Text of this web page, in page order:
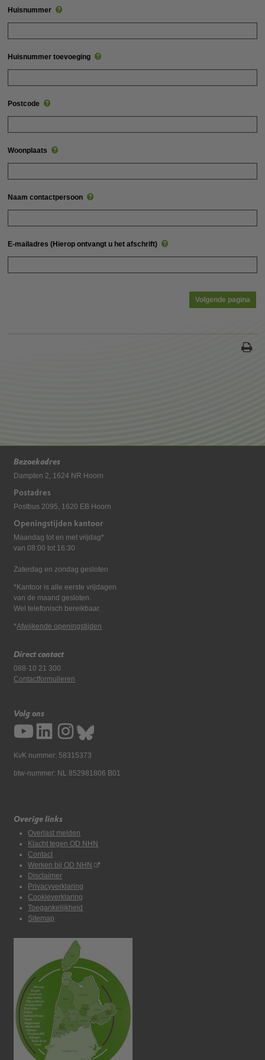
Huisnummer
Huisnummer toevoeging
Postcode
Woonplaats
Naam contactpersoon
E-mailadres (Hierop ontvangt u het afschrift)
Bezoekadres
Dampten 2, 1624 NR Hoorn
Postadres
Postbus 2095, 1620 EB Hoorn
Openingstijden kantoor
Maandag tot en met vrijdag*
van 08:00 tot 16:30
Zaterdag en zondag gesloten
*Kantoor is alle eerste vrijdagen
van de maand gesloten.
Wel telefonisch bereikbaar.
*Afwijkende openingstijden
Direct contact
088-10 21 300
Contactformulieren
Volg ons
KvK nummer: 58315373
btw-nummer: NL 852981806 B01
Overige links
Overlast melden
Klacht tegen OD NHN
Contact
Werken bij OD NHN
Disclaimer
Privacyverklaring
Cookieverklaring
Toegankelijkheid
Sitemap